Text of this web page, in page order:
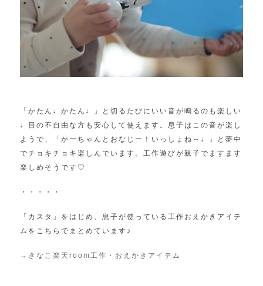
「かたん♩かたん♩」と切るたびにいい音が鳴るのも楽しい
♩
目の不自由な方も安心して使えます。息子はこの音が楽し
ようで、
「かーちゃんとおなじー！いっしょね～♩」
と夢中
でチョキチョキ楽しんでいます。
工作遊びが親子でますます
楽しめそうです♡
・・・・・
「カスタ」をはじめ、息子が使っている工作おえかきアイテ
ムをこちらでまとめています♪
→ きなこ楽天 room 工作・おえかきアイテム